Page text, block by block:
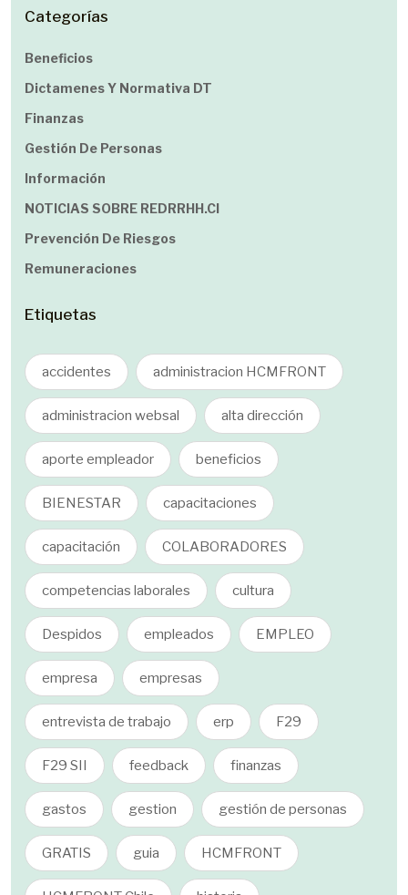
Categorías
Beneficios
Dictamenes Y Normativa DT
Finanzas
Gestión De Personas
Información
NOTICIAS SOBRE REDRRHH.cl
Prevención De Riesgos
Remuneraciones
Etiquetas
accidentes administracion HCMFRONT
administracion websal alta dirección
aporte empleador beneficios
BIENESTAR capacitaciones
capacitación COLABORADORES
competencias laborales cultura
Despidos empleados EMPLEO
empresa empresas
entrevista de trabajo erp F29
F29 SII feedback finanzas
gastos gestion gestión de personas
GRATIS guia HCMFRONT